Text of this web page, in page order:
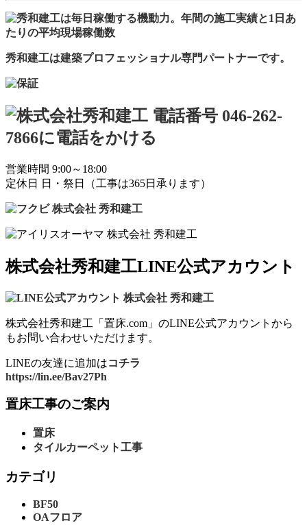
秀和建工は建築プロフェッショナル専門パートナーです。
営業時間 9:00～18:00
定休日 日・祭日（工事は365日承ります）
株式会社秀和建工LINE公式アカウント
株式会社秀和建工「置床.com」のLINE公式アカウントから
もお問い合わせいただけます。
LINEの友達に追加はコチラ
https://lin.ee/Bav27Ph
置床工事のご案内
置床
タイルカーペット工事
カテゴリ
BF50
OAフロア